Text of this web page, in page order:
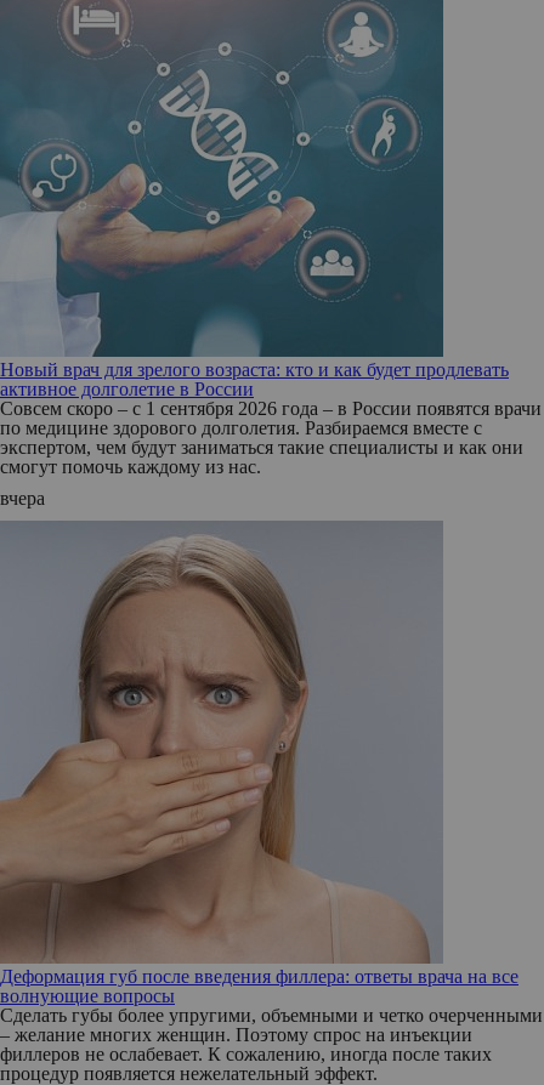
Новый врач для зрелого возраста: кто и как будет продлевать
активное долголетие в России
Совсем скоро – с 1 сентября 2026 года – в России появятся врачи
по медицине здорового долголетия. Разбираемся вместе с
экспертом, чем будут заниматься такие специалисты и как они
смогут помочь каждому из нас.
вчера
Деформация губ после введения филлера: ответы врача на все
волнующие вопросы
Сделать губы более упругими, объемными и четко очерченными
– желание многих женщин. Поэтому спрос на инъекции
филлеров не ослабевает. К сожалению, иногда после таких
процедур появляется нежелательный эффект.